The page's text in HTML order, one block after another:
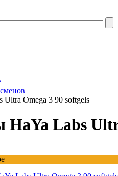
Omega 3 90 softgels
Labs